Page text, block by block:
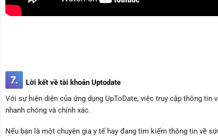
7.
Lời kết về tài khoản Uptodate
Với sự hiện diện của ứng dụng UpToDate, việc truy cập thông
nhanh chóng và chính xác.
Nếu bạn là một chuyên gia y tế hay đang tìm kiếm thông tin về